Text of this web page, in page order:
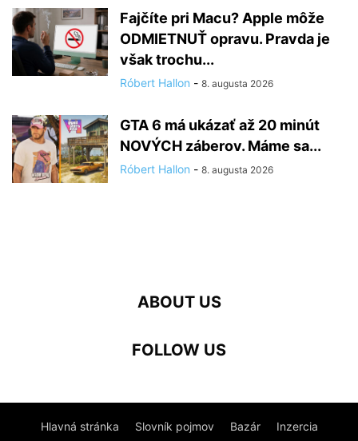
Fajčíte pri Macu? Apple môže
ODMIETNUŤ opravu. Pravda je
však trochu...
Róbert Hallon - 8. augusta 2026
GTA 6 má ukázať až 20 minút
NOVÝCH záberov. Máme sa...
Róbert Hallon - 8. augusta 2026
ABOUT US
FOLLOW US
Hlavná stránka Slovník pojmov Bazár Inzercia